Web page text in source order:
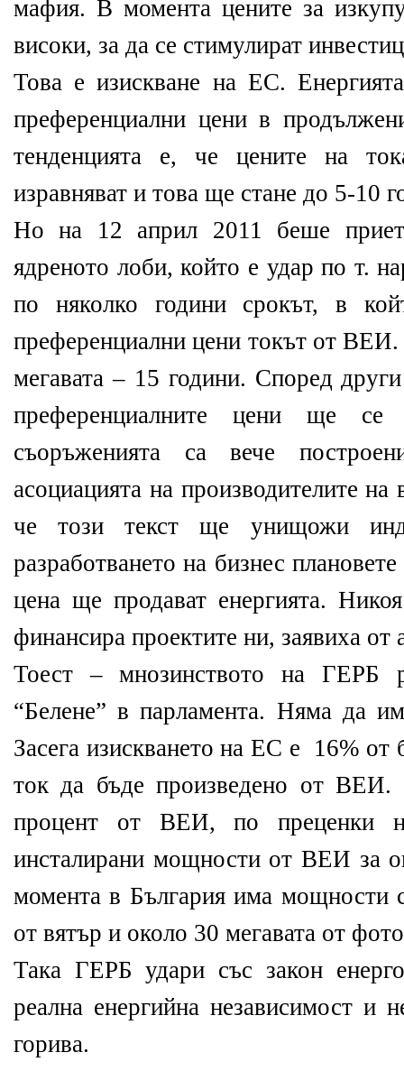
мафия. В момента цените за
високи, за да се стимулират
Това е изискване на ЕС.
преференциални цени в
тенденцията е, че цените на
изравняват и това ще стане до 5-10
Но на 12 април 2011 беше
ядреното лоби, който е удар по т.
по няколко години срокът, в
преференциални цени токът от
мегавата – 15 години. Според
преференциалните цени ще се
съоръженията са вече
асоциацията на производителите на
че този текст ще унищожи
разработването на бизнес
цена ще продават енергията.
финансира проектите ни, заявиха от
Тоест – мнозинството на ГЕРБ
“Белене” в парламента. Няма да
Засега изискването на ЕС е 16% от
ток да бъде произведено от ВЕИ.
процент от ВЕИ, по преценки
инсталирани мощности от ВЕИ за
момента в България има мощности
от вятър и около 30 мегавата от
Така ГЕРБ удари със закон
реална енергийна независимост и
горива.